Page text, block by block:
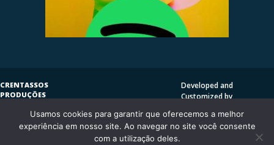
CRENTASSOS
PRODUÇÕES
COPYLEFT©2009
CRENTASSOS
CURITIBA/PR - BRASIL
Developed and
Customized by
DESIGN
UsingVantage Theme
Usamos cookies para garantir que oferecemos a melhor
experiência em nosso site. Ao navegar no site você consente
com a utilização deles.